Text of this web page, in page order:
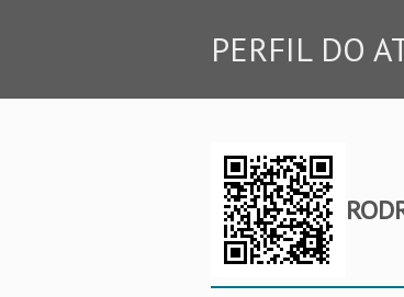
PERFIL DO